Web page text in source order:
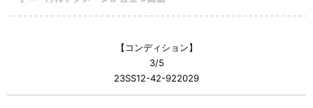
【コンディション】
3/5
23SS12-42-922029